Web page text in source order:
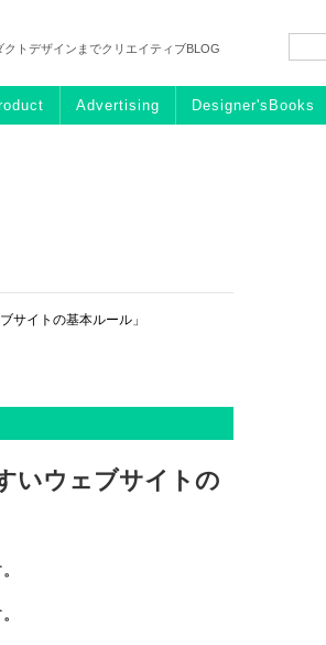
トデザインまでクリエイティブBLOG
Advertising Designer'sBooks
サイトの基本ルール」
いウェブサイトの